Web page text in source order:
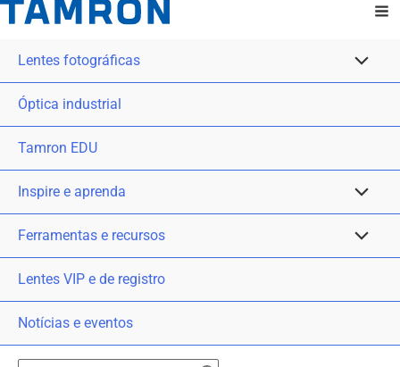
Lentes fotográficas
Óptica industrial
Tamron EDU
Inspire e aprenda
Ferramentas e recursos
Lentes VIP e de registro
Notícias e eventos